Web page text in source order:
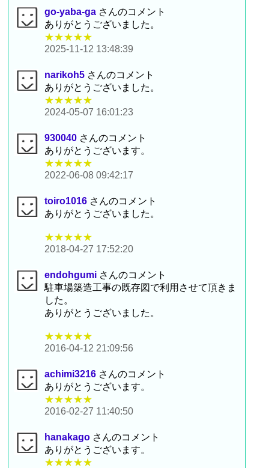
go-yaba-ga さんのコメント
ありがとうございました。
★★★★★
2025-11-12 13:48:39
narikoh5 さんのコメント
ありがとうございました。
★★★★★
2024-05-07 16:01:23
930040 さんのコメント
ありがとうございます。
★★★★★
2022-06-08 09:42:17
toiro1016 さんのコメント
ありがとうございました。
★★★★★
2018-04-27 17:52:20
endohgumi さんのコメント
駐車場築造工事の既存図で利用させて頂きま
した。
ありがとうございました。
★★★★★
2016-04-12 21:09:56
achimi3216 さんのコメント
ありがとうございます。
★★★★★
2016-02-27 11:40:50
hanakago さんのコメント
ありがとうございます。
★★★★★